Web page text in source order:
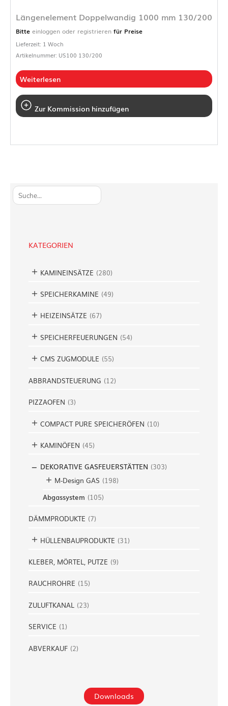
S
u
KATEGORIEN
KAMINEINSÄTZE (280)
SPEICHERKAMINE (49)
HEIZEINSÄTZE (67)
SPEICHERFEUERUNGEN (54)
CMS ZUGMODULE (55)
ABBRANDSTEUERUNG (12)
PIZZAOFEN (3)
COMPACT PURE SPEICHERÖFEN (10)
KAMINÖFEN (45)
DEKORATIVE GASFEUERSTÄTTEN (303)
M-Design GAS (198)
Abgassystem (105)
DÄMMPRODUKTE (7)
HÜLLENBAUPRODUKTE (31)
KLEBER, MÖRTEL, PUTZE (9)
RAUCHROHRE (15)
ZULUFTKANAL (23)
SERVICE (1)
ABVERKAUF (2)
Downloads
Längenelement Doppelwandig 1000 mm 130/200
Bitte einloggen oder registrieren für Preise
Lieferzeit: 1 Woch
Artikelnummer: US100 130/200
Weiterlesen
Zur Kommission hinzufügen